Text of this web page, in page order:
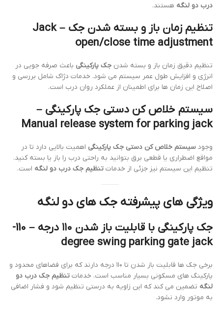
درب دو لنگه هستند.
تنظیم زمان باز و بسته شدن جک – Jack
open/close time adjustment
تنظیم دقیق زمان باز و بسته شدن جک پارکینگی باعث صرفه جویی در
انرژی و افزایش طول عمر سیستم می شود. خدمات دژاک شامل بررسی و
اصلاح این زمان ها برای اطمینان از عملکرد روان درب است.
سیستم خلاص کن دستی جک پارکینگی –
Manual release system for parking jack
وجود سیستم خلاص کن دستی جک پارکینگی اهمیت بالایی دارد تا در
مواقع اضطراری یا قطعی برق بتوانید به راحتی درب را باز یا بسته کنید.
تنظیم این سیستم نیز جزئی از خدمات تنظیم جک درب دو لنگه است.
ویژگی های پیشرفته جک های دو لنگه
جک پارکینگی با قابلیت باز شدن ۱۱۰ درجه – 110-
degree swing parking gate jack
برخی جک ها قابلیت باز شدن تا ۱۱۰ درجه دارند که برای فضاهای محدود و
پارکینگ های مسکونی بسیار مناسب است. خدمات تنظیم جک درب دو
لنگه تضمین می کند که این زاویه به درستی تنظیم شود و فشار اضافی
به موتور وارد نشود.